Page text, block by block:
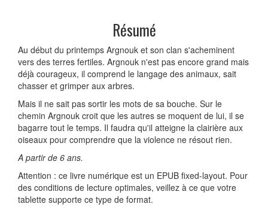
Résumé
Au début du printemps Argnouk et son clan s'acheminent
vers des terres fertiles. Argnouk n'est pas encore grand mais
déjà courageux, il comprend le langage des animaux, sait
chasser et grimper aux arbres.
Mais il ne sait pas sortir les mots de sa bouche. Sur le
chemin Argnouk croit que les autres se moquent de lui, il se
bagarre tout le temps. Il faudra qu'il atteigne la clairière aux
oiseaux pour comprendre que la violence ne résout rien.
A partir de 6 ans.
Attention : ce livre numérique est un EPUB fixed-layout. Pour
des conditions de lecture optimales, veillez à ce que votre
tablette supporte ce type de format.